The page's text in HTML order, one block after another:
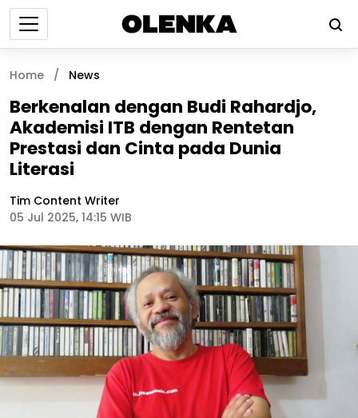
Home / News
Berkenalan dengan Budi Rahardjo,
Akademisi ITB dengan Rentetan
Prestasi dan Cinta pada Dunia
Literasi
Tim Content Writer
05 Jul 2025, 14:15 WIB